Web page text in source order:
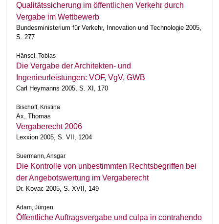
Qualitätssicherung im öffentlichen Verkehr durch
Vergabe im Wettbewerb
Bundesministerium für Verkehr, Innovation und Technologie 2005,
S. 277
Hänsel, Tobias
Die Vergabe der Architekten- und
Ingenieurleistungen: VOF, VgV, GWB
Carl Heymanns 2005, S. XI, 170
Bischoff, Kristina
Ax, Thomas
Vergaberecht 2006
Lexxion 2005, S. VII, 1204
Suermann, Ansgar
Die Kontrolle von unbestimmten Rechtsbegriffen bei
der Angebotswertung im Vergaberecht
Dr. Kovac 2005, S. XVII, 149
Adam, Jürgen
Öffentliche Auftragsvergabe und culpa in contrahendo